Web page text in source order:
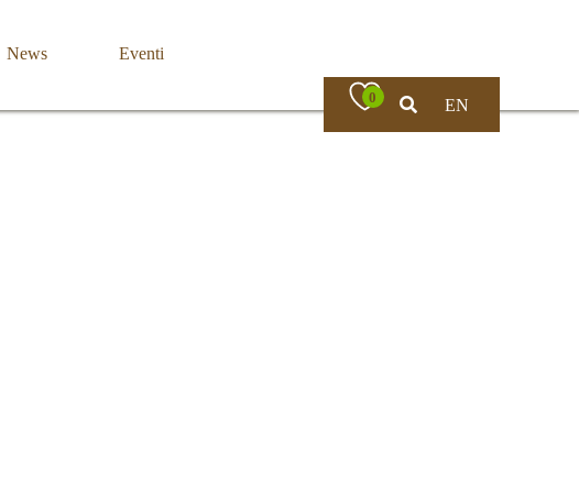
0 EN
News Eventi